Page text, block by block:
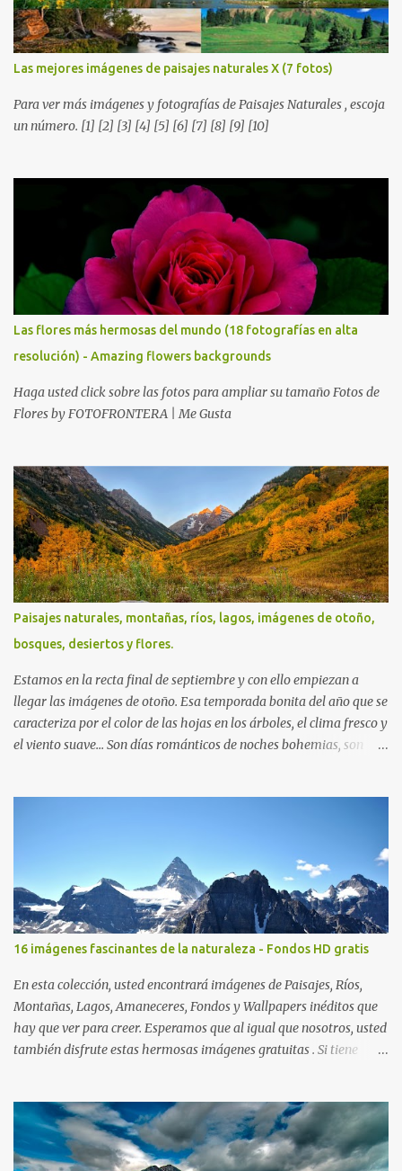
Las mejores imágenes de paisajes naturales X (7 fotos)
Para ver más imágenes y fotografías de Paisajes Naturales , escoja
un número. [1] [2] [3] [4] [5] [6] [7] [8] [9] [10]
Las flores más hermosas del mundo (18 fotografías en alta
resolución) - Amazing flowers backgrounds
Haga usted click sobre las fotos para ampliar su tamaño Fotos de
Flores by FOTOFRONTERA | Me Gusta
Paisajes naturales, montañas, ríos, lagos, imágenes de otoño,
bosques, desiertos y flores.
Estamos en la recta final de septiembre y con ello empiezan a
llegar las imágenes de otoño. Esa temporada bonita del año que se
caracteriza por el color de las hojas en los árboles, el clima fresco y
el viento suave... Son días románticos de noches bohemias, son
16 imágenes fascinantes de la naturaleza - Fondos HD gratis
En esta colección, usted encontrará imágenes de Paisajes, Ríos,
Montañas, Lagos, Amaneceres, Fondos y Wallpapers inéditos que
hay que ver para creer. Esperamos que al igual que nosotros, usted
también disfrute estas hermosas imágenes gratuitas . Si tiene
de nuestra web, es; www.bancodeimagenesgratis.com Reciban mi
agradecimiento a través de la distancia. -José Luis